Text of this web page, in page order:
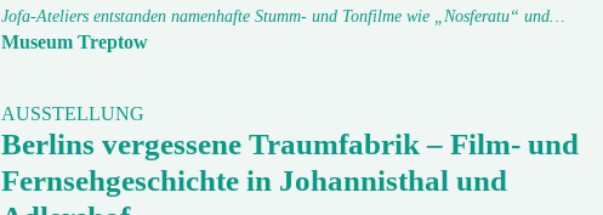
Jofa-Ateliers entstanden namenhafte Stumm- und Tonfilme wie „Nosferatu“ und…
Museum Treptow
AUSSTELLUNG
Berlins vergessene Traumfabrik – Film- und
Fernsehgeschichte in Johannisthal und